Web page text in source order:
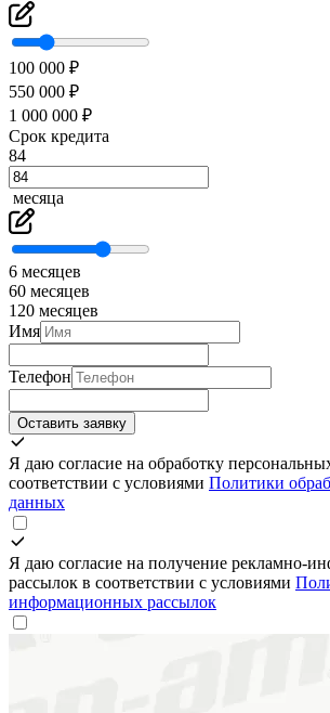
100 000 ₽
550 000 ₽
1 000 000 ₽
Срок кредита
84
месяца
6 месяцев
60 месяцев
120 месяцев
Имя
Телефон
Оставить заявку
Я даю согласие на обработку
соответствии с условиями Политики
данных
Я даю согласие на получение рекламно-
рассылок в соответствии с условиями
информационных рассылок